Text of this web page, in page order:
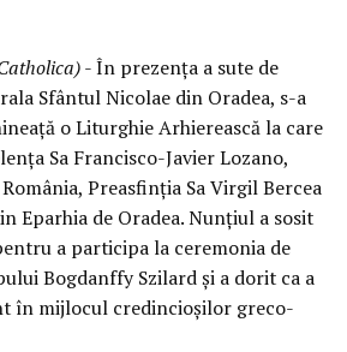
- În prezenţa a sute de
Sfântul Nicolae din Oradea, s-a
o Liturghie Arhierească la care
Sa Francisco-Javier Lozano,
Preasfinţia Sa Virgil Bercea
Eparhia de Oradea. Nunţiul a sosit
a participa la ceremonia de
Bogdanffy Szilard şi a dorit ca a
în mijlocul credincioşilor greco-